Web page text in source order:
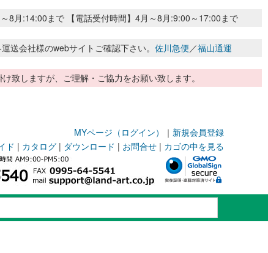
8月:14:00まで 【電話受付時間】4月～8月:9:00～17:00まで
送会社様のwebサイトご確認下さい。 佐川急便／福山通運
致しますが、ご理解・ご協力をお願い致します。
MYページ（ログイン） ｜ 新規会員登録
ド | カタログ | ダウンロード | お問合せ | カゴの中を見る